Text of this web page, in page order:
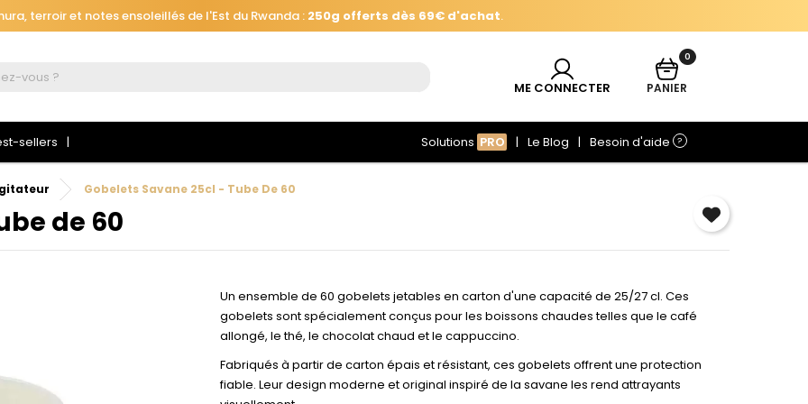
terroir et notes ensoleillés de l'Est du Rwanda : 250g offerts dès 69€ d'achat.
terroir et notes ensoleillés de l'Est du Rwanda :
ME CONNECTER
0
PANIER
sellers Solutions PRO Le Blog Besoin d'aide ?
Gobelets Savane 25cl - Tube De 60
de 60
Un ensemble de 60 gobelets jetables en carton d'une capacité de 25/27 cl. Ces
gobelets sont spécialement conçus pour les boissons chaudes telles que le café
allongé, le thé, le chocolat chaud et le cappuccino.
Fabriqués à partir de carton épais et résistant, ces gobelets offrent une protection
fiable. Leur design moderne et original inspiré de la savane les rend attrayants
connecter
devez être connecté pour enregistrer les produits de votre liste de